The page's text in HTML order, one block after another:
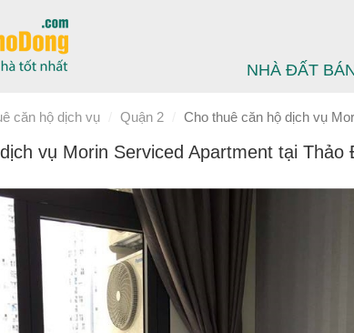
NHÀ ĐẤT
căn hộ dịch vụ Quận 2 Cho thuê căn hộ dịch vụ
vụ Morin Serviced Apartment tại Thảo